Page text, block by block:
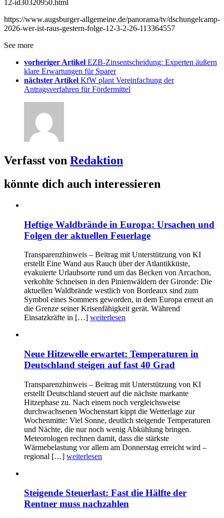
12-id30320950.html
https://www.augsburger-allgemeine.de/panorama/tv/dschungelcamp-
2026-wer-ist-raus-gestern-folge-12-3-2-26-113364557
See more
vorheriger Artikel EZB-Zinsentscheidung: Experten äußern
klare Erwartungen für Sparer
nächster Artikel KfW plant Vereinfachung der
Antragsverfahren für Fördermittel
Verfasst von Redaktion
könnte dich auch interessieren
Heftige Waldbrände in Europa: Ursachen und
Folgen der aktuellen Feuerlage
Transparenzhinweis – Beitrag mit Unterstützung von KI
erstellt Eine Wand aus Rauch über der Atlantikküste,
evakuierte Urlaubsorte rund um das Becken von Arcachon,
verkohlte Schneisen in den Pinienwäldern der Gironde: Die
aktuellen Waldbrände westlich von Bordeaux sind zum
Symbol eines Sommers geworden, in dem Europa erneut an
die Grenze seiner Krisenfähigkeit gerät. Während
Einsatzkräfte in […] weiterlesen
Neue Hitzewelle erwartet: Temperaturen in
Deutschland steigen auf fast 40 Grad
Transparenzhinweis – Beitrag mit Unterstützung von KI
erstellt Deutschland steuert auf die nächste markante
Hitzephase zu. Nach einem noch vergleichsweise
durchwachsenen Wochenstart kippt die Wetterlage zur
Wochenmitte: Viel Sonne, deutlich steigende Temperaturen
und Nächte, die nur noch wenig Abkühlung bringen.
Meteorologen rechnen damit, dass die stärkste
Wärmebelastung vor allem am Donnerstag erreicht wird –
regional […] weiterlesen
Steigende Steuerlast: Fast die Hälfte der
Rentner muss nachzahlen